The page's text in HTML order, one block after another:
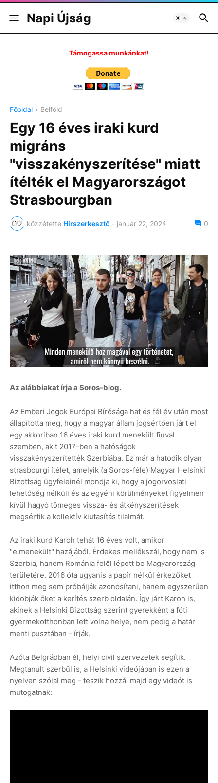
Napi Újság
Támogassa munkánkat!
Főoldal Belföld
Egy 16 éves iraki kurd
migráns
"visszakényszerítése" miatt
ítélték el Magyarországot
Strasbourgban
közzétette Hírszerkesztő - január 22, 2024 0
Az alábbiakat írja a Soros-blog.
Az Emberi Jogok Európai Bírósága hat és fél év után most
állapította meg, hogy a magyar állam jogsértően járt el
egy akkoriban 16 éves iraki kurd menekült fiúval
szemben, akit 2017-ben a hatóságok
visszakényszerítették Szerbiába. Ez már a hatodik olyan
strasbourgi ítélet, amelyik (a Soros-féle) Magyar Helsinki
Bizottság ügyfeleinél mondja ki, hogy a jogorvoslati
lehetőség nélküli és az egyéni körülményeket figyelmen
kívül hagyó tömeges vissza- és átkényszerítések
megsértik a kollektív kiutasítás tilalmát.
Az iraki kurd Karoh tehát 16 éves volt, amikor
"elmenekült" hazájából. Érdekes mellékszál, hogy nem is
Szerbia, hanem Románia felől lépett be Magyarország
területére. 2016 óta ugyanis a papír nélkül érkezőket
itthon meg sem próbálják azonosítani, hanem egyszerűen
kidobják őket a kerítés szerb oldalán. Így járt Karoh is,
akinek a Helsinki Bizottság szerint gyerekként a fóti
gyermekotthonban lett volna helye, nem pedig a határ
menti pusztában - írják.
Azóta Belgrádban él, helyi civil szervezetek segítik.
Megtanult szerbül is, a Helsinki videójában is ezen a
nyelven szólal meg - teszik hozzá, majd egy videót is
mutogatnak: